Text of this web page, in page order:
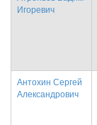
Игоревич
Антохин Сергей
Александрович